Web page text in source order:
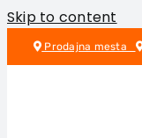
Skip to content
Prodajna mesta